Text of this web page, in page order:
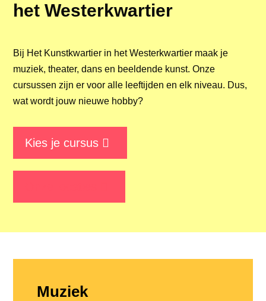
het Westerkwartier
Bij Het Kunstkwartier in het Westerkwartier maak je
muziek, theater, dans en beeldende kunst. Onze
cursussen zijn er voor alle leeftijden en elk niveau. Dus,
wat wordt jouw nieuwe hobby?
Kies je cursus
Muziek